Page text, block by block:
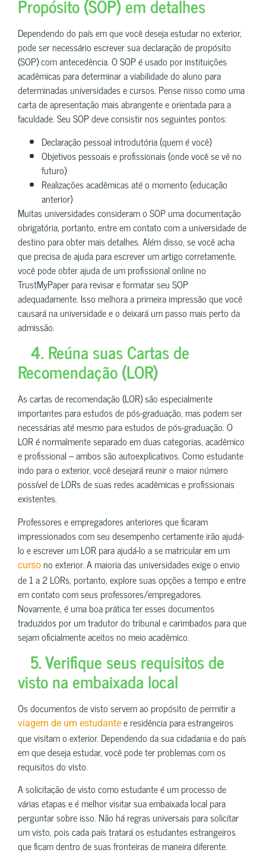
Propósito (SOP) em detalhes
Dependendo do país em que você deseja estudar no exterior,
pode ser necessário escrever sua declaração de propósito
(SOP) com antecedência. O SOP é usado por instituições
acadêmicas para determinar a viabilidade do aluno para
determinadas universidades e cursos. Pense nisso como uma
carta de apresentação mais abrangente e orientada para a
faculdade. Seu SOP deve consistir nos seguintes pontos:
Declaração pessoal introdutória (quem é você)
Objetivos pessoais e profissionais (onde você se vê no
futuro)
Realizações acadêmicas até o momento (educação
anterior)
Muitas universidades consideram o SOP uma documentação
obrigatória, portanto, entre em contato com a universidade de
destino para obter mais detalhes. Além disso, se você acha
que precisa de ajuda para escrever um artigo corretamente,
você pode obter ajuda de um profissional online no
TrustMyPaper para revisar e formatar seu SOP
adequadamente. Isso melhora a primeira impressão que você
causará na universidade e o deixará um passo mais perto da
admissão.
4. Reúna suas Cartas de
Recomendação (LOR)
As cartas de recomendação (LOR) são especialmente
importantes para estudos de pós-graduação, mas podem ser
necessárias até mesmo para estudos de pós-graduação. O
LOR é normalmente separado em duas categorias, acadêmico
e profissional – ambos são autoexplicativos. Como estudante
indo para o exterior, você desejará reunir o maior número
possível de LORs de suas redes acadêmicas e profissionais
existentes.
Professores e empregadores anteriores que ficaram
impressionados com seu desempenho certamente irão ajudá-
lo e escrever um LOR para ajudá-lo a se matricular em um
curso no exterior. A maioria das universidades exige o envio
de 1 a 2 LORs, portanto, explore suas opções a tempo e entre
em contato com seus professores/empregadores.
Novamente, é uma boa prática ter esses documentos
traduzidos por um tradutor do tribunal e carimbados para que
sejam oficialmente aceitos no meio acadêmico.
5. Verifique seus requisitos de
visto na embaixada local
Os documentos de visto servem ao propósito de permitir a
viagem de um estudante e residência para estrangeiros
que visitam o exterior. Dependendo da sua cidadania e do país
em que deseja estudar, você pode ter problemas com os
requisitos do visto.
A solicitação de visto como estudante é um processo de
várias etapas e é melhor visitar sua embaixada local para
perguntar sobre isso. Não há regras universais para solicitar
um visto, pois cada país tratará os estudantes estrangeiros
que ficam dentro de suas fronteiras de maneira diferente.